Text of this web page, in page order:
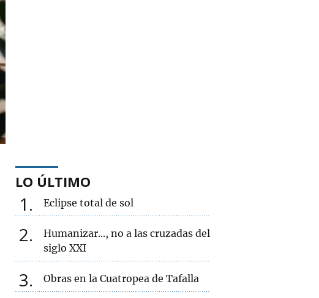
LO ÚLTIMO
1 Eclipse total de sol
2
Humanizar..., no a las cruzadas del
siglo XXI
3 Obras en la Cuatropea de Tafalla